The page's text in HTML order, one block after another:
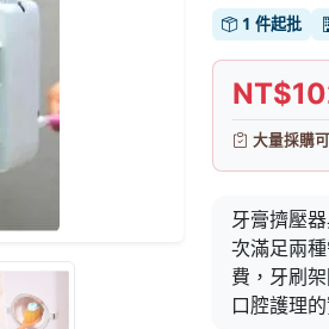
1 件起批
大量採購
牙膏擠壓
次滿足兩
費，牙刷
口腔護理